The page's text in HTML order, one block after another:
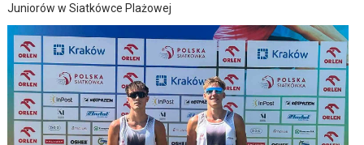
Juniorów w Siatkówce Plażowej